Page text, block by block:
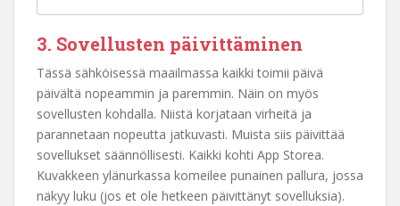
3. Sovellusten päivittäminen
Tässä sähköisessä maailmassa kaikki toimii päivä
päivältä nopeammin ja paremmin. Näin on myös
sovellusten kohdalla. Niistä korjataan virheitä ja
parannetaan nopeutta jatkuvasti. Muista siis päivittää
sovellukset säännöllisesti. Kaikki kohti App Storea.
Kuvakkeen ylänurkassa komeilee punainen pallura, jossa
näkyy luku (jos et ole hetkeen päivittänyt sovelluksia).